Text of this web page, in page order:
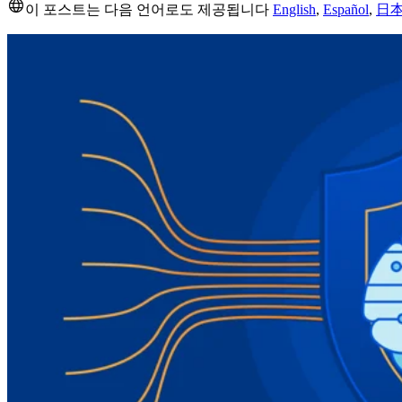
이 포스트는 다음 언어로도 제공됩니다 English, Español, 日